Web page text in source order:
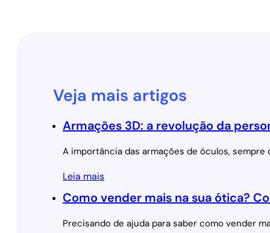
Veja mais artigos
Armações 3D: a revolução da
A importância das armações de óculos,
Leia mais
Como vender mais na sua ótica?
Precisando de ajuda para saber como vender